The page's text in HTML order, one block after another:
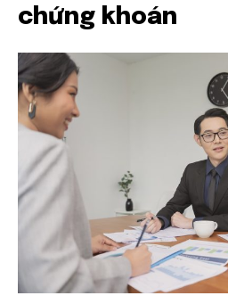
32,111
Followers
32,214
Followers
chứng khoán